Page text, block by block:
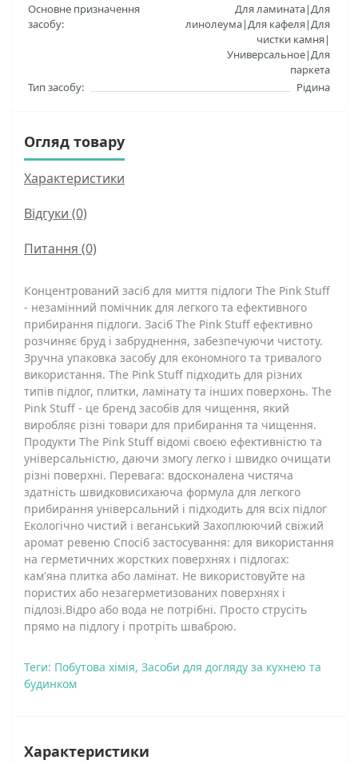
Основне призначення
засобу:
Для ламината|Для
линолеума|Для кафеля|Для
чистки камня|
Универсальное|Для
паркета
Тип засобу:
Рідина
Огляд товару
Характеристики
Відгуки (0)
Питання (0)
Концентрований засіб для миття підлоги The Pink Stuff
- незамінний помічник для легкого та ефективного
прибирання підлоги. Засіб The Pink Stuff ефективно
розчиняє бруд і забруднення, забезпечуючи чистоту.
Зручна упаковка засобу для економного та тривалого
використання. The Pink Stuff підходить для різних
типів підлог, плитки, ламінату та інших поверхонь. The
Pink Stuff - це бренд засобів для чищення, який
виробляє різні товари для прибирання та чищення.
Продукти The Pink Stuff відомі своєю ефективністю та
універсальністю, даючи змогу легко і швидко очищати
різні поверхні. Перевага: вдосконалена чистяча
здатність швидковисихаюча формула для легкого
прибирання універсальний і підходить для всіх підлог
Екологічно чистий і веганський Захоплюючий свіжий
аромат ревеню Спосіб застосування: для використання
на герметичних жорстких поверхнях і підлогах:
кам'яна плитка або ламінат. Не використовуйте на
пористих або незагерметизованих поверхнях і
підлозі.Відро або вода не потрібні. Просто струсіть
прямо на підлогу і протріть шваброю.
Теги: Побутова хімія, Засоби для догляду за кухнею та
будинком
Характеристики